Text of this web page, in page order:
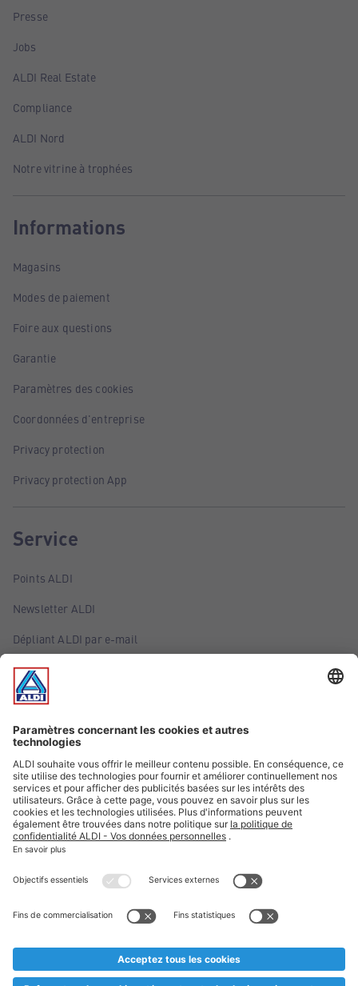
Presse
Jobs
ALDI Real Estate
Compliance
ALDI Nord
Notre vitrine à trophées
Informations
Magasins
Modes de paiement
Foire aux questions
Garantie
Paramètres des cookies
Coordonnées d'entreprise
Privacy protection
Privacy protection App
Service
Points ALDI
Newsletter ALDI
Dépliant ALDI par e-mail
Offres
Infos essentielles
Suivez ALDI Belgique
Textes marqués d'un astérisque et mentions légales
* Nous vendons ces articles temporairement et jusqu'à
au cas où, malgré le planning bien étudié, nous serions
prématurément en rupture de stock. Prix Recupel et TVA incl.
** Sur ce site, l’utilisation de la forme masculine a été adoptée